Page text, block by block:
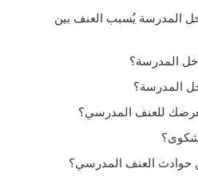
المدرسة يُسبب العنف بين
المدرسة؟
المدرسة؟
للعنف المدرسي؟
حوادث العنف المدرسي؟